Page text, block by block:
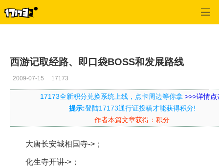
西游记取经路、即口袋BOSS和发展路线
2009-07-15 17173
17173全新积分兑换系统上线，点卡周边等你拿 >>>详情点
提示:登陆17173通行证投稿才能获得积分!
作者本篇文章获得：积分
大唐长安城相国寺->；
化生寺开讲->；